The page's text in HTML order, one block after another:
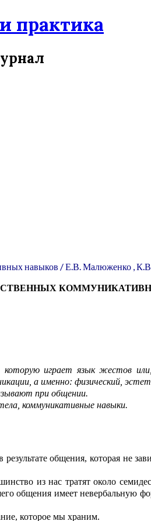
навыков /Е.В. Малюженко ,
которую играет язык жестов
икации, а именно: физический,
при общении.
коммуникативные навыки.
результате общения, которая не
из нас тратят около
общения имеет невербальную
которое мы храним.